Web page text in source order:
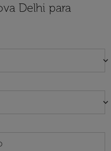
Delhi para
keyboard_arrow_down
keyboard_arrow_down